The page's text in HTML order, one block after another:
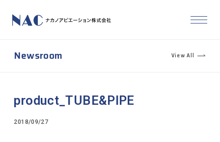
Newsroom View All
product_TUBE&PIPE
2018/09/27